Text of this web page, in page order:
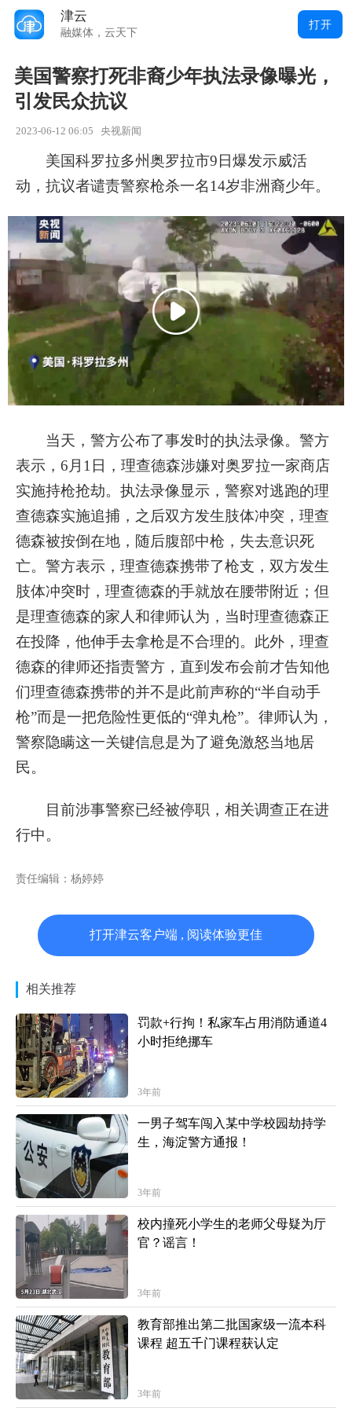
美国警察打死非裔少年执法录像曝光，
引发民众抗议
2023-06-12 06:05 央视新闻
美国科罗拉多州奥罗拉市9日爆发示威活
动，抗议者谴责警察枪杀一名14岁非洲裔少年。
00:00 01:11
当天，警方公布了事发时的执法录像。警方
表示，6月1日，理查德森涉嫌对奥罗拉一家商店
实施持枪抢劫。执法录像显示，警察对逃跑的理
查德森实施追捕，之后双方发生肢体冲突，理查
德森被按倒在地，随后腹部中枪，失去意识死
亡。警方表示，理查德森携带了枪支，双方发生
肢体冲突时，理查德森的手就放在腰带附近；但
是理查德森的家人和律师认为，当时理查德森正
在投降，他伸手去拿枪是不合理的。此外，理查
德森的律师还指责警方，直到发布会前才告知他
们理查德森携带的并不是此前声称的“半自动手
枪”而是一把危险性更低的“弹丸枪”。律师认为，
警察隐瞒这一关键信息是为了避免激怒当地居
民。
目前涉事警察已经被停职，相关调查正在进
行中。
责任编辑：杨婷婷
打开津云客户端 , 阅读体验更佳
相关推荐
罚款+行拘！私家车占用消防通道4
小时拒绝挪车
3年前
一男子驾车闯入某中学校园劫持学
生，海淀警方通报！
3年前
校内撞死小学生的老师父母疑为厅
官？谣言！
3年前
教育部推出第二批国家级一流本科
课程 超五千门课程获认定
3年前
津云
融媒体，云天下
打开